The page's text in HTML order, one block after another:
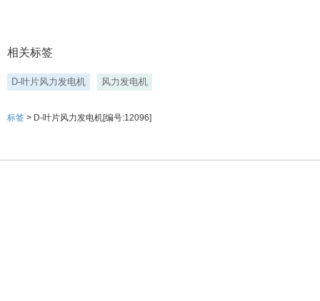
相关标签
D-叶片风力发电机 风力发电机
标签 > D-叶片风力发电机[编号:12096]